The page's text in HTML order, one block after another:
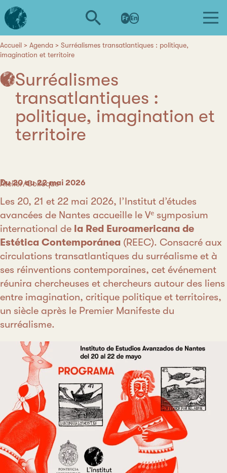
Aller
au
contenu
L'institut
d'études
avancées
de
Nantes
Fr En
Fil
d'Ariane
Accueil Agenda
Surréalismes transatlantiques : politique,
imagination et territoire
Surréalismes
transatlantiques :
politique, imagination et
territoire
Date
Du 20 au 22 mai 2026
Catégorie
Atelier/Colloque
Les 20, 21 et 22 mai 2026, l’Institut d’études
avancées de Nantes accueille le Vᵉ symposium
international de la Red Euroamericana de
Estética Contemporánea (REEC). Consacré aux
circulations transatlantiques du surréalisme et à
ses réinventions contemporaines, cet événement
réunira chercheuses et chercheurs autour des liens
entre imagination, critique politique et territoires,
un siècle après le Premier Manifeste du
surréalisme.